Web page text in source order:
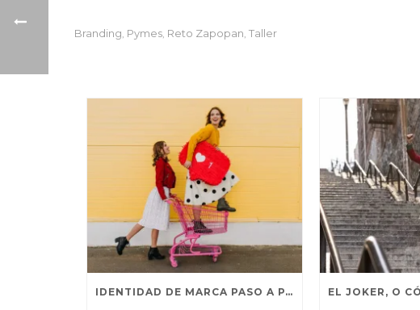
Branding, Pymes, Reto Zapopan, Taller
IDENTIDAD DE MARCA PASO A PASO